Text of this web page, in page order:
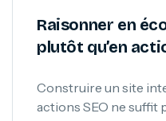
Raisonner en
plutôt qu’en
Construire un site
actions SEO ne suffit